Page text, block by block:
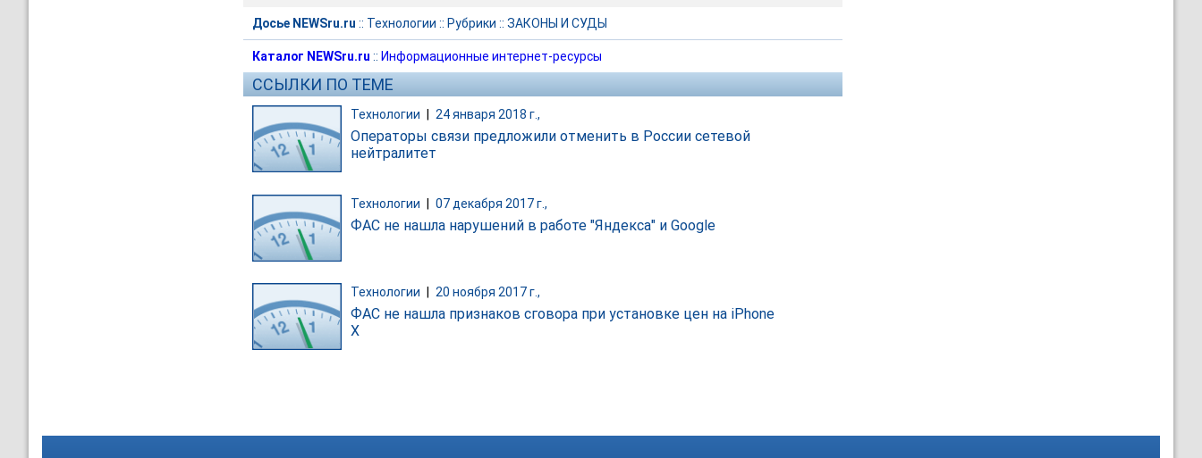
Досье NEWSru.ru :: Технологии :: Рубрики :: ЗАКОНЫ И СУДЫ
Каталог NEWSru.ru :: Информационные интернет-ресурсы
ССЫЛКИ ПО ТЕМЕ
Технологии 24 января 2018 г.,
Операторы связи предложили отменить в России сетевой
нейтралитет
Технологии 07 декабря 2017 г.,
ФАС не нашла нарушений в работе "Яндекса" и Google
Технологии 20 ноября 2017 г.,
ФАС не нашла признаков сговора при установке цен на iPhone
X